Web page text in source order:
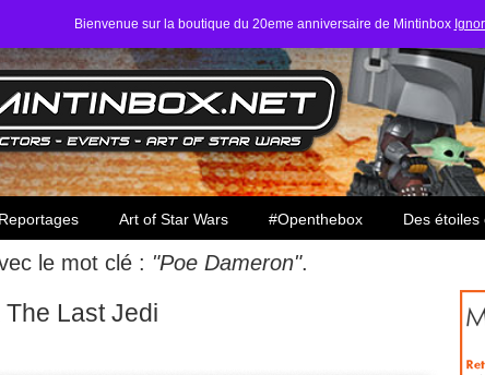
Bienvenue sur la boutique du 20eme anniversaire de Mintinbox
Wars
Reportages Art of Star Wars #Openthebox Des
le mot clé : "Poe Dameron".
Last Jedi